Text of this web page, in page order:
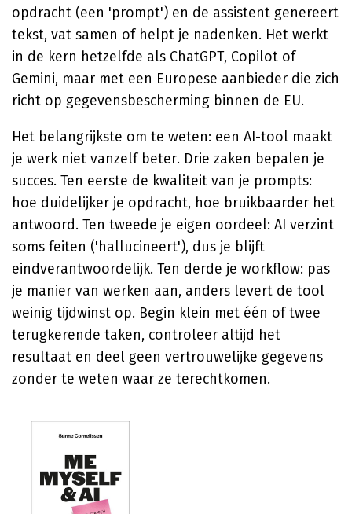
opdracht (een 'prompt') en de assistent genereert
tekst, vat samen of helpt je nadenken. Het werkt
in de kern hetzelfde als ChatGPT, Copilot of
Gemini, maar met een Europese aanbieder die zich
richt op gegevensbescherming binnen de EU.
Het belangrijkste om te weten: een AI-tool maakt
je werk niet vanzelf beter. Drie zaken bepalen je
succes. Ten eerste de kwaliteit van je prompts:
hoe duidelijker je opdracht, hoe bruikbaarder het
antwoord. Ten tweede je eigen oordeel: AI verzint
soms feiten ('hallucineert'), dus je blijft
eindverantwoordelijk. Ten derde je workflow: pas
je manier van werken aan, anders levert de tool
weinig tijdwinst op. Begin klein met één of twee
terugkerende taken, controleer altijd het
resultaat en deel geen vertrouwelijke gegevens
zonder te weten waar ze terechtkomen.